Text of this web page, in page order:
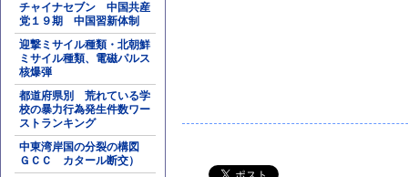
チャイナセブン 中国共産
党１９期 中国習新体制
迎撃ミサイル種類・北朝鮮
ミサイル種類、電磁パルス
核爆弾
都道府県別 荒れている学
校の暴力行為発生件数ワー
ストランキング
中東湾岸国の分裂の構図
ＧＣＣ カタール断交）